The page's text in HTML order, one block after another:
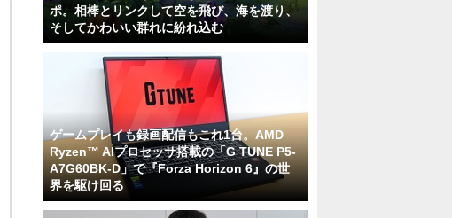
ポ。相棒とリンクして空を飛び、海を渡り、
そしてかわいい群れに紛れ込む
ゲームプレイも録画配信もこれ1台。AMD
Ryzen™ AIプロセッサ搭載の「G TUNE P5-
A7G60BK-D」で『Forza Horizon 6』の世
界を駆け回る